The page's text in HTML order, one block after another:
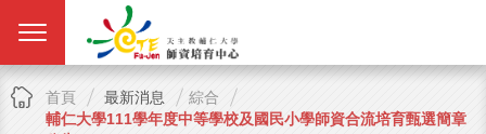
首頁 最新消息
綜合
輔仁大學111學年度中等學校及國民小學師資合流培育甄選簡章